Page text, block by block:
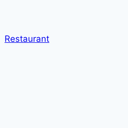
Restaurant